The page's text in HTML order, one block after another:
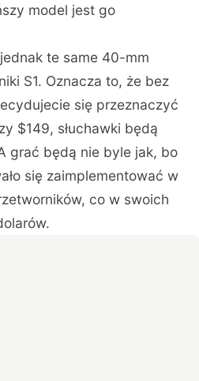
model jest go
te same 40-mm
S1. Oznacza to, że bez
się przeznaczyć
$149, słuchawki będą
grać będą nie byle jak, bo
się zaimplementować w
co w swoich